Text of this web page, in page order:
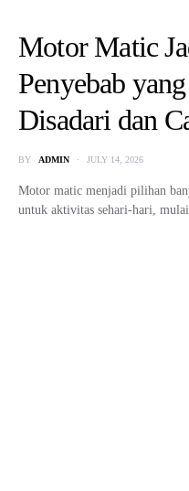
Motor Matic
Penyebab
Disadari dan
BY ADMIN JULY 14, 2026
Motor matic menjadi pilihan
untuk aktivitas sehari-hari,